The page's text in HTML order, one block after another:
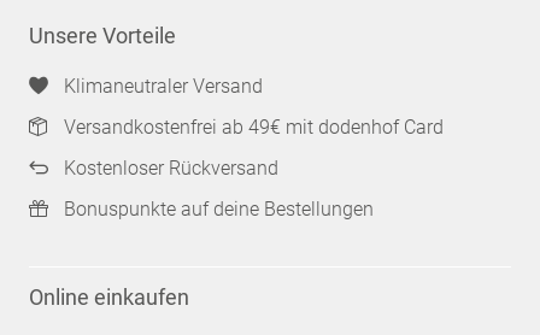
Unsere Vorteile
Klimaneutraler Versand
Versandkostenfrei ab 49€ mit dodenhof Card
Kostenloser Rückversand
Bonuspunkte auf deine Bestellungen
Online einkaufen